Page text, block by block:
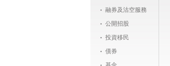
融券及沽空服務
公開招股
投資移民
債券